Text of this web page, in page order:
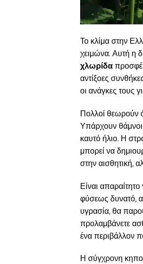
Το κλίμα στην
χειμώνα. Αυτή η
χλωρίδα
αντίξοες
οι ανάγκες τους
Πολλοί θεωρούν
Υπάρχουν
καυτό ήλιο. Η
μπορεί να
στην αισθητική,
Είναι
φύσεως δυνατό,
υγρασία, θα
προλαμβάνετε
ένα περιβάλλον
Η σύγχρονη